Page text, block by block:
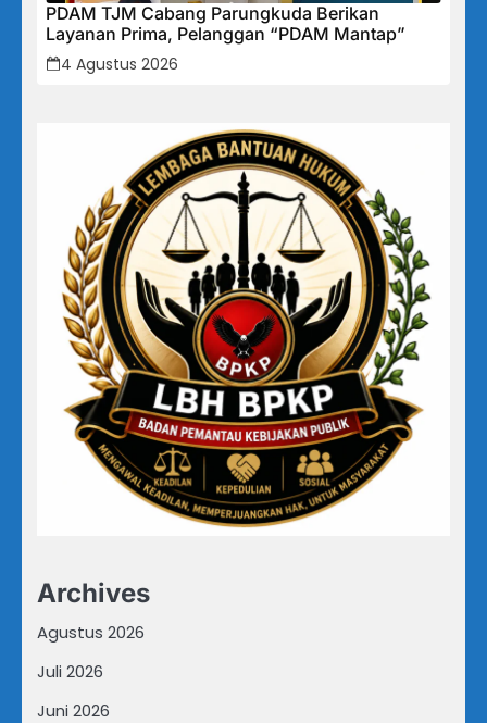
PDAM TJM Cabang Parungkuda Berikan
Layanan Prima, Pelanggan “PDAM Mantap”
4 Agustus 2026
Archives
Agustus 2026
Juli 2026
Juni 2026